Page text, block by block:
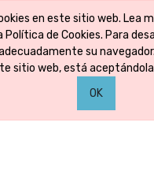
en este sitio web. Lea
Política de Cookies. Para
su
sitio web, está
OK